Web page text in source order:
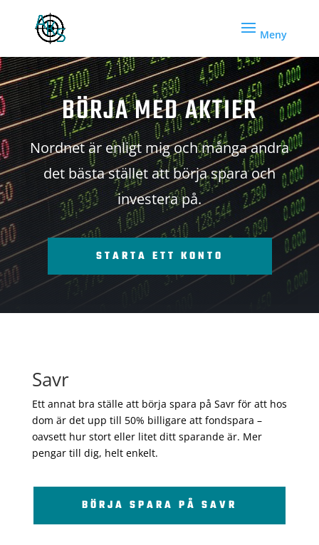
BÖRJA MED AKTIER
Nordnet är enligt mig och många andra
det bästa stället att börja spara och
investera på.
STARTA ETT KONTO
Savr
Ett annat bra ställe att börja spara på Savr för att hos
dom är det upp till 50% billigare att fondspara –
oavsett hur stort eller litet ditt sparande är. Mer
pengar till dig, helt enkelt.
BÖRJA SPARA PÅ SAVR